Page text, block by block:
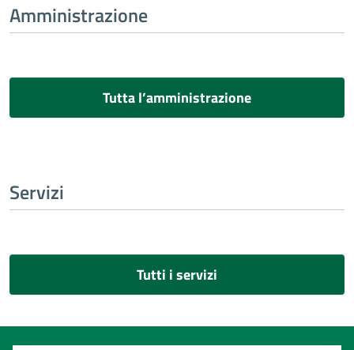
Amministrazione
Tutta l’amministrazione
Servizi
Tutti i servizi